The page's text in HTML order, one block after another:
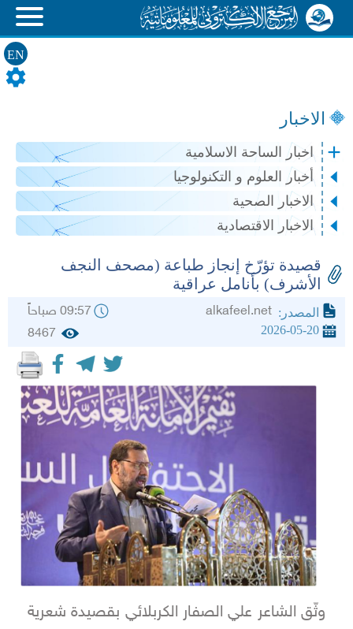
EN
الاخبار
اخبار الساحة الاسلامية
أخبار العلوم و التكنولوجيا
الاخبار الصحية
الاخبار الاقتصادية
قصيدة تؤرّخ إنجاز طباعة (مصحف النجف
الأشرف) بأنامل عراقية
المصدر: 09:57 صباحاً
2026-05-20
8467
وثّق الشاعر علي الصفار الكربلائي بقصيدة شعرية